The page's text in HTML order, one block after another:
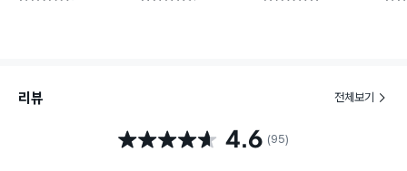
리뷰 전체보기
별점 4.6점 4.6 (95)